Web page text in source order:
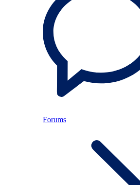
Forums